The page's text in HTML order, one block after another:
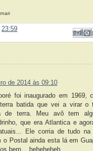
23:59 Enviar por e-mail
Postar no blog!
Compartilhar
Compartilhar no
Compartilhar com
de 2014 às 09:10
foi inaugurado em 1969,
batida que vei a virar o
de terra. Meu avô tem
que era Atlantica e
Ele corria de tudo
o Postal ainda esta lá em
bem... heheheheh